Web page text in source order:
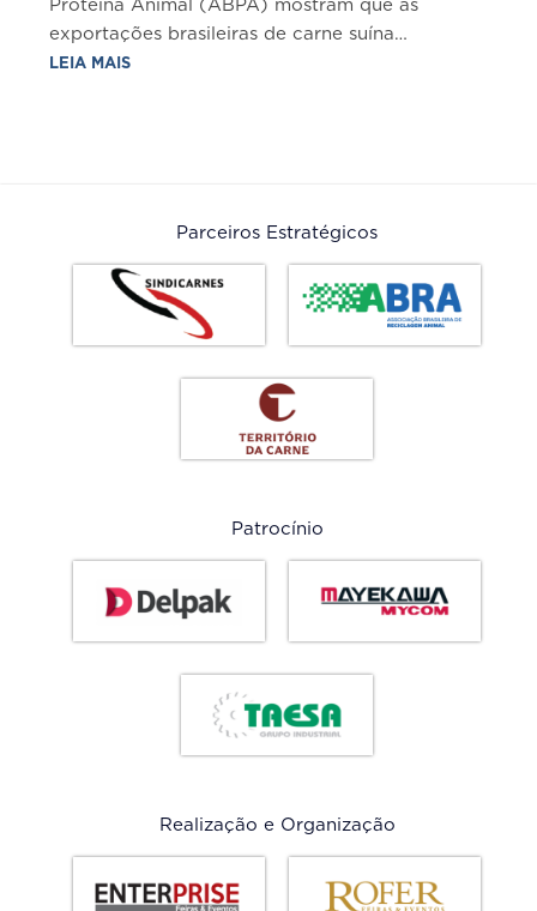
Proteína Animal (ABPA) mostram que as
exportações brasileiras de carne suína
(considerando todos os produtos, entre in
LEIA MAIS
Parceiros Estratégicos
Patrocínio
Realização e Organização